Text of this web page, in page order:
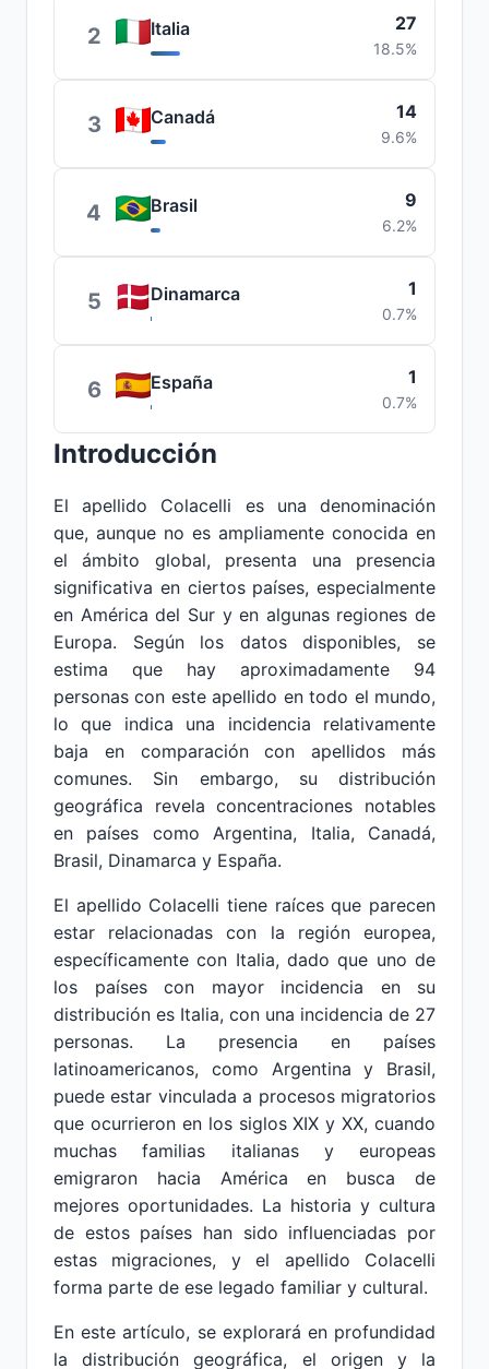
2 Italia 27
18.5%
3 Canadá 14
9.6%
4 Brasil 9
6.2%
5 Dinamarca 1
0.7%
6 España 1
0.7%
Introducción
El apellido Colacelli es una denominación
que, aunque no es ampliamente conocida en
el ámbito global, presenta una presencia
significativa en ciertos países, especialmente
en América del Sur y en algunas regiones de
Europa. Según los datos disponibles, se
estima que hay aproximadamente 94
personas con este apellido en todo el mundo,
lo que indica una incidencia relativamente
baja en comparación con apellidos más
comunes. Sin embargo, su distribución
geográfica revela concentraciones notables
en países como Argentina, Italia, Canadá,
Brasil, Dinamarca y España.
El apellido Colacelli tiene raíces que parecen
estar relacionadas con la región europea,
específicamente con Italia, dado que uno de
los países con mayor incidencia en su
distribución es Italia, con una incidencia de 27
personas. La presencia en países
latinoamericanos, como Argentina y Brasil,
puede estar vinculada a procesos migratorios
que ocurrieron en los siglos XIX y XX, cuando
muchas familias italianas y europeas
emigraron hacia América en busca de
mejores oportunidades. La historia y cultura
de estos países han sido influenciadas por
estas migraciones, y el apellido Colacelli
forma parte de ese legado familiar y cultural.
En este artículo, se explorará en profundidad
la distribución geográfica, el origen y la